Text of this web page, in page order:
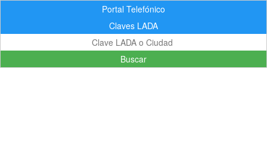
Portal Telefónico
Claves LADA
Buscar